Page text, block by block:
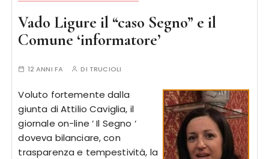
Vado Ligure il “caso Segno” e il
Comune ‘informatore’
12 ANNI FA DI TRUCIOLI
Voluto fortemente dalla
giunta di Attilio Caviglia, il
giornale on-line ‘ Il Segno ‘
doveva bilanciare, con
trasparenza e tempestività, la